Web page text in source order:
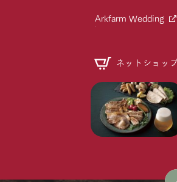
Arkfarm Wedding
ネットショッ